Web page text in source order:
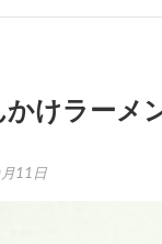
けラーメ
11日